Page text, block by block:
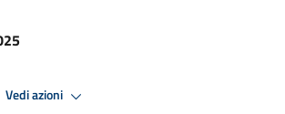
Vedi azioni